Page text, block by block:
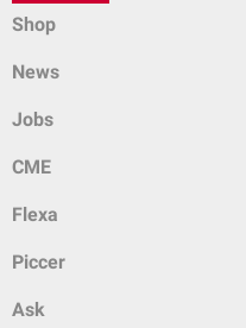
Shop
News
Jobs
CME
Flexa
Piccer
Ask